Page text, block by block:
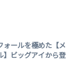
ォールを極めた【メ
】ビッグアイから登